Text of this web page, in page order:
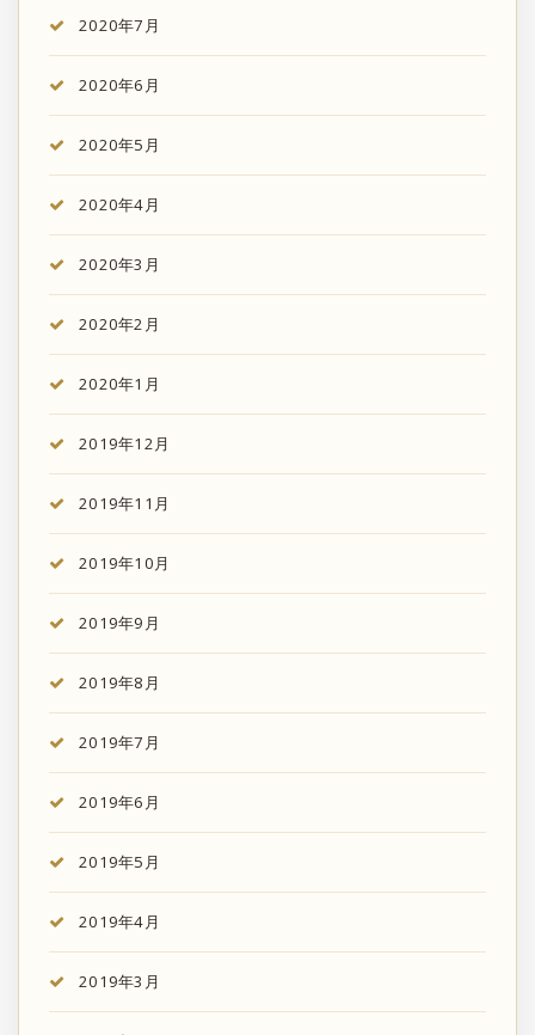
2020年7月
2020年6月
2020年5月
2020年4月
2020年3月
2020年2月
2020年1月
2019年12月
2019年11月
2019年10月
2019年9月
2019年8月
2019年7月
2019年6月
2019年5月
2019年4月
2019年3月